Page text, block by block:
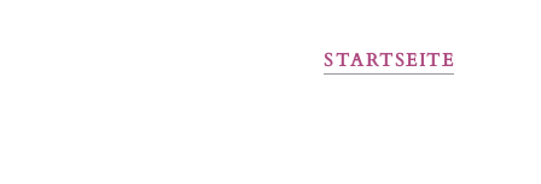
STARTSEITE